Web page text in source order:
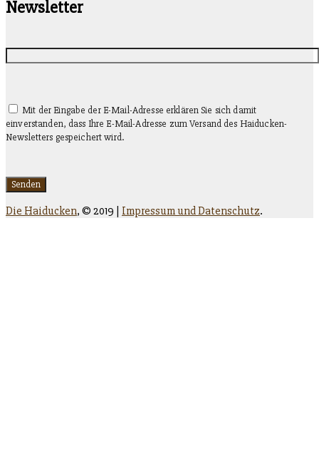
Newsletter
Mit der Eingabe der E-Mail-Adresse erklären Sie sich damit
einverstanden, dass Ihre E-Mail-Adresse zum Versand des Haiducken-
Newsletters gespeichert wird.
Die Haiducken, © 2019 | Impressum und Datenschutz.